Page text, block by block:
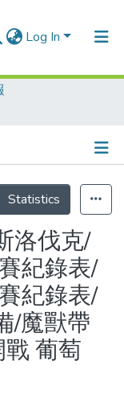
Log In
Statistics
洛伐克/
紀錄表/
紀錄表/
/魔獸帶
葡萄